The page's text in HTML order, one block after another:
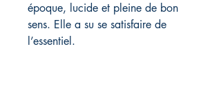
époque, lucide et pleine de bon
sens. Elle a su se satisfaire de
l’essentiel.